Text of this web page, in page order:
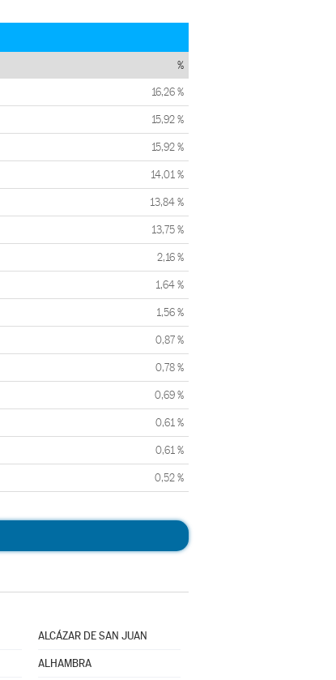
%
16,26 %
15,92 %
15,92 %
14,01 %
13,84 %
13,75 %
2,16 %
1,64 %
1,56 %
0,87 %
0,78 %
0,69 %
0,61 %
0,61 %
0,52 %
ALCÁZAR DE SAN JUAN
ALHAMBRA